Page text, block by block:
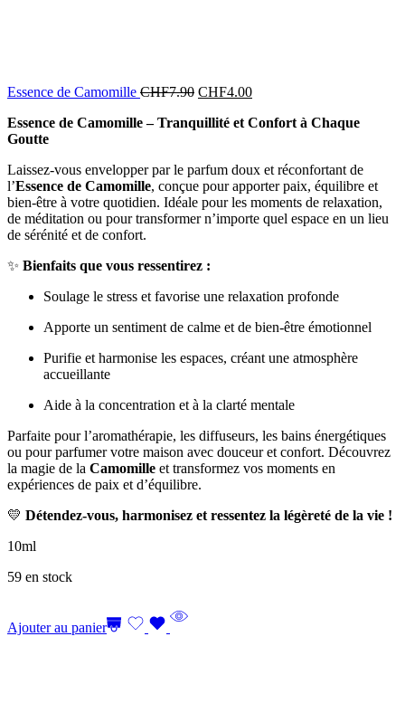
Essence de Camomille CHF7.90 CHF4.00
Essence de Camomille – Tranquillité et Confort à Chaque
Goutte
Laissez-vous envelopper par le parfum doux et réconfortant de
l’Essence de Camomille, conçue pour apporter paix, équilibre et
bien-être à votre quotidien. Idéale pour les moments de relaxation,
de méditation ou pour transformer n’importe quel espace en un lieu
de sérénité et de confort.
✨ Bienfaits que vous ressentirez :
Soulage le stress et favorise une relaxation profonde
Apporte un sentiment de calme et de bien-être émotionnel
Purifie et harmonise les espaces, créant une atmosphère
accueillante
Aide à la concentration et à la clarté mentale
Parfaite pour l’aromathérapie, les diffuseurs, les bains énergétiques
ou pour parfumer votre maison avec douceur et confort. Découvrez
la magie de la Camomille et transformez vos moments en
expériences de paix et d’équilibre.
💛 Détendez-vous, harmonisez et ressentez la légèreté de la vie !
10ml
59 en stock
Ajouter au panier